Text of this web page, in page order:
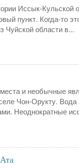
Иссык-
пункт. Когда-то
Чуйской области в...
и необычные
Чон-Орукту.
Неоднократные